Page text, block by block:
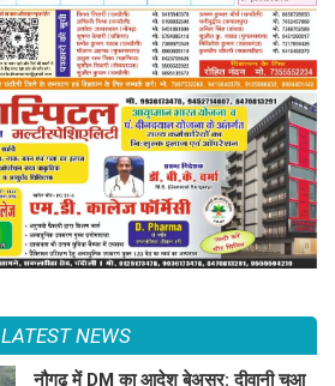
LATEST NEWS
नौगढ़ में DM का आदेश बेअसर: दीवानी चुआ